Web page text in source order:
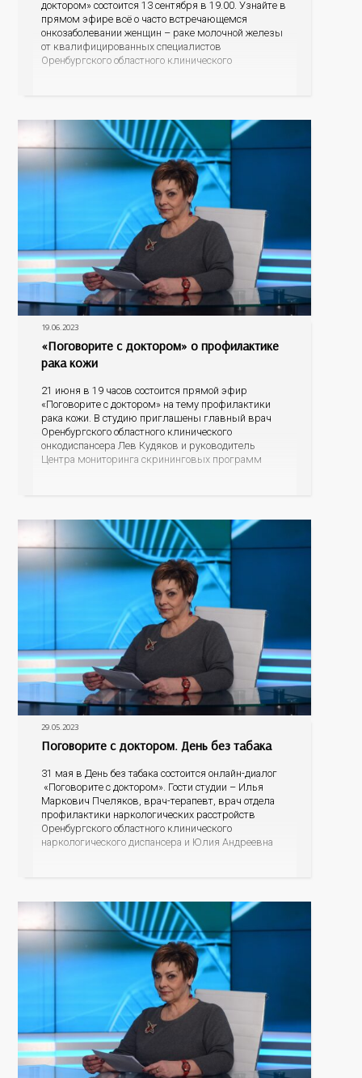
доктором» состоится 13 сентября в 19.00. Узнайте в
прямом эфире всё о часто встречающемся
онкозаболевании женщин – раке молочной железы
от квалифицированных специалистов
Оренбургского областного клинического
группе риска, по каким
19.06.2023
«Поговорите с доктором» о профилактике
рака кожи
21 июня в 19 часов состоится прямой эфир
«Поговорите с доктором» на тему профилактики
рака кожи. В студию приглашены главный врач
Оренбургского областного клинического
онкодиспансера Лев Кудяков и руководитель
Центра мониторинга скрининговых программ
человек может заподозрить
29.05.2023
Поговорите с доктором. День без табака
31 мая в День без табака состоится онлайн-диалог
«Поговорите с доктором». Гости студии – Илья
Маркович Пчеляков, врач-терапевт, врач отдела
профилактики наркологических расстройств
Оренбургского областного клинического
наркологического диспансера и Юлия Андреевна
сигаретный фильтр их задержать?